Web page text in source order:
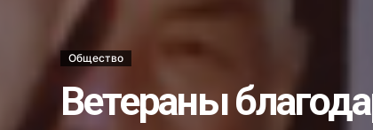
Получили срок за
Общество
Ветераны